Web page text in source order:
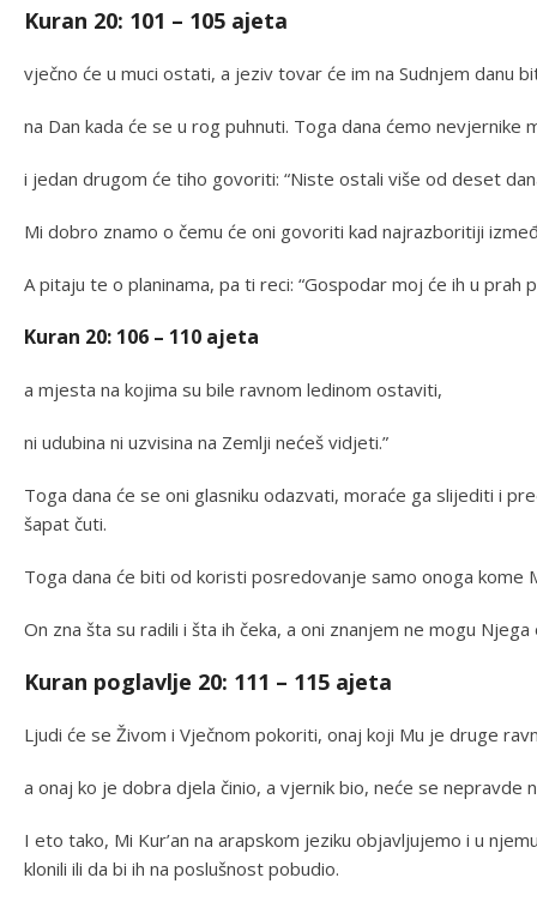
Kuran 20: 101 – 105 ajeta
vječno će u muci ostati, a jeziv tovar će im na Sudnjem danu
na Dan kada će se u rog puhnuti. Toga dana ćemo nevjernike
i jedan drugom će tiho govoriti: “Niste ostali više od deset
Mi dobro znamo o čemu će oni govoriti kad najrazboritiji
A pitaju te o planinama, pa ti reci: “Gospodar moj će ih u prah
Kuran 20: 106 – 110 ajeta
a mjesta na kojima su bile ravnom ledinom ostaviti,
ni udubina ni uzvisina na Zemlji nećeš vidjeti.”
Toga dana će se oni glasniku odazvati, moraće ga slijediti i
šapat čuti.
Toga dana će biti od koristi posredovanje samo onoga kome
On zna šta su radili i šta ih čeka, a oni znanjem ne mogu
Kuran poglavlje 20: 111 – 115 ajeta
Ljudi će se Živom i Vječnom pokoriti, onaj koji Mu je druge
a onaj ko je dobra djela činio, a vjernik bio, neće se nepravde
I eto tako, Mi Kur’an na arapskom jeziku objavljujemo i u
klonili ili da bi ih na poslušnost pobudio.